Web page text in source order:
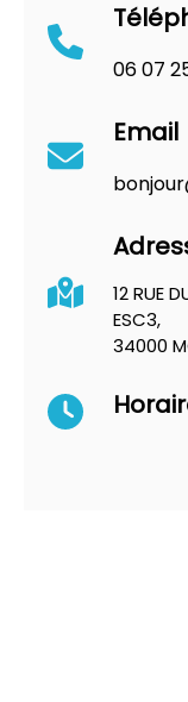
06 07
Email
12 RUE
ESC3,
34000